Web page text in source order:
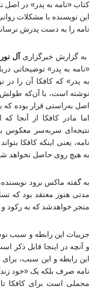
کتاب «نامه به پدر» در اصل
این نویسنده با مشکلات
نامه را به دست پدرش
به گزارش خبرگزاری آل نور
«نامه به پدر» توضیحاتی
نوشته است، با آن‌که طولش
اصل به‌راستی قرار بوده که
اما مادر کافکا از آنجا
نتیجه‌ای سربه‌سر
نامه، یعنی اینکه کافکا
به هیچ روی حاصل نخواهد
به گفته ماکس برود نویسنده،
مدتی هنوز معتقد بود که
منجر خواهدشد که به رکود و
جزییات این رابطه و سبب
و آنچه در اینجا قابل ذکر
این رابطه و این سبب، برای
نامه صرف بلکه یک «خود
محملی است برای کافکا